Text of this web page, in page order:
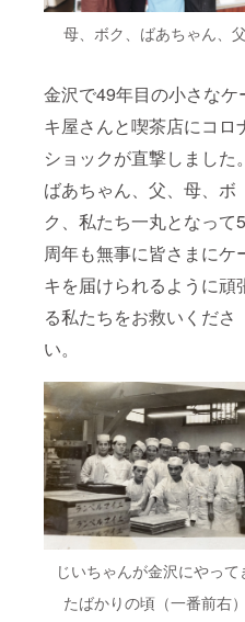
母、ボク、ばあちゃん、父
金沢で49年目の小さなケ
キ屋さんと喫茶店にコロ
ショックが直撃しました。
ばあちゃん、父、母、ボ
ク、私たち一丸となって
周年も無事に皆さまにケ
キを届けられるように頑
る私たちをお救いくださ
い。
じいちゃんが金沢にやって
たばかりの頃（一番前右）